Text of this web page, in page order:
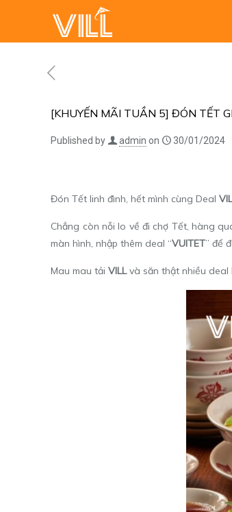
[KHUYẾN MÃI TUẦN 5] ĐÓN TẾT
Published by admin on 30/01/2024
Đón Tết linh đình, hết mình cùng Deal
Chẳng còn nỗi lo về đi chợ Tết, hàng
màn hình, nhập thêm deal “VUITET” để
Mau mau tảiVILLvà săn thật nhiều deal